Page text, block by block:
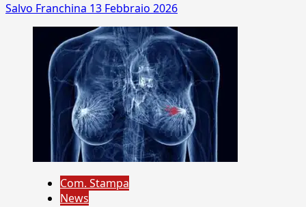
Salvo Franchina 13 Febbraio 2026
Com. Stampa
News